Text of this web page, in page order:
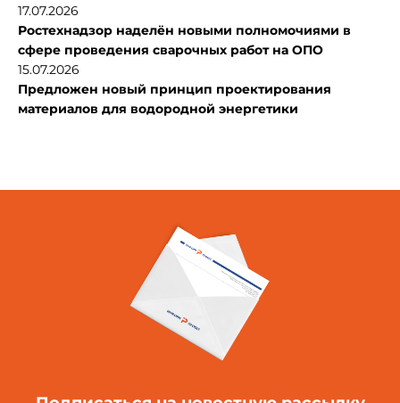
17.07.2026
Ростехнадзор наделён новыми полномочиями в
сфере проведения сварочных работ на ОПО
15.07.2026
Предложен новый принцип проектирования
материалов для водородной энергетики